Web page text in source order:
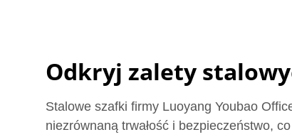
Odkryj zalety
Stalowe szafki firmy Luoyang Youbao
niezrównaną trwałość i bezpieczeństwo,